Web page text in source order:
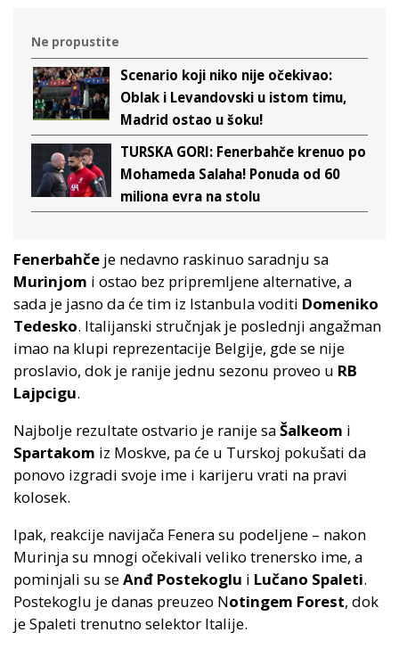
Ne propustite
Scenario koji niko nije očekivao:
Oblak i Levandovski u istom timu,
Madrid ostao u šoku!
TURSKA GORI: Fenerbahče krenuo po
Mohameda Salaha! Ponuda od 60
miliona evra na stolu
Fenerbahče je nedavno raskinuo saradnju sa
Murinjom i ostao bez pripremljene alternative, a
sada je jasno da će tim iz Istanbula voditi Domeniko
Tedesko. Italijanski stručnjak je poslednji angažman
imao na klupi reprezentacije Belgije, gde se nije
proslavio, dok je ranije jednu sezonu proveo u RB
Lajpcigu.
Najbolje rezultate ostvario je ranije saŠalkeom i
Spartakom iz Moskve, pa će u Turskoj pokušati da
ponovo izgradi svoje ime i karijeru vrati na pravi
kolosek.
Ipak, reakcije navijača Fenera su podeljene – nakon
Murinja su mnogi očekivali veliko trenersko ime, a
pominjali su seAnđ Postekoglu i Lučano Spaleti.
Postekoglu je danas preuzeo Notingem Forest, dok
je Spaleti trenutno selektor Italije.